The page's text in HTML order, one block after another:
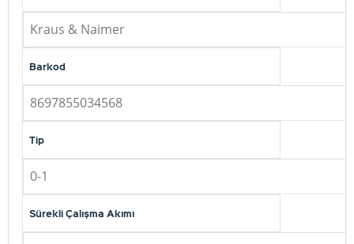
Kraus & Naimer
Barkod
8697855034568
Tip
0-1
Sürekli Çalışma Akımı